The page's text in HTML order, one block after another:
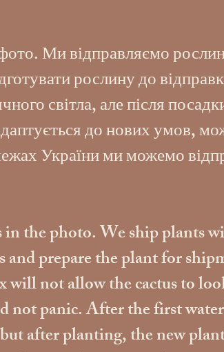
Ми відправляємо
рослину до
світла, але після
до нових умов,
України ми можемо
the photo. We ship plants
prepare the plant for
not allow the cactus to
not panic. After the first
after planting, the new